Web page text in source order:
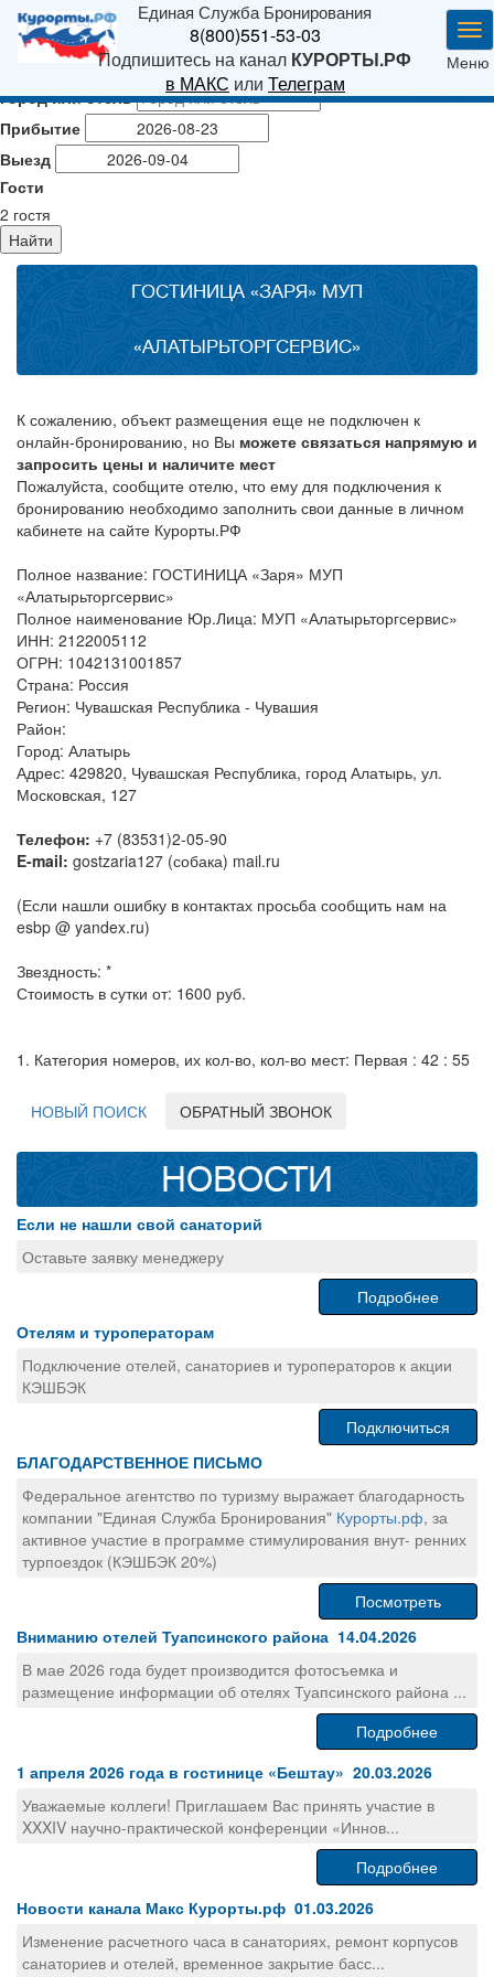
Единая Служба Бронирования
8(800)551-53-03
Подпишитесь на канал КУРОРТЫ.РФ
в МАКС или Телеграм
Меню
Город или отель
Прибытие
Выезд
Гости
2 гостя
Найти
ГОСТИНИЦА «ЗАРЯ» МУП
«АЛАТЫРЬТОРГСЕРВИС»
К сожалению, объект размещения еще не подключен к
онлайн-бронированию, но Вы можете связаться напрямую и
запросить цены и наличите мест
Пожалуйста, сообщите отелю, что ему для подключения к
бронированию необходимо заполнить свои данные в личном
кабинете на сайте Курорты.РФ
Полное название: ГОСТИНИЦА «Заря» МУП
«Алатырьторгсервис»
Полное наименование Юр.Лица: МУП «Алатырьторгсервис»
ИНН: 2122005112
ОГРН: 1042131001857
Cтрана: Россия
Регион: Чувашская Республика - Чувашия
Район:
Город: Алатырь
Адрес: 429820, Чувашская Республика, город Алатырь, ул.
Московская, 127
Телефон: +7 (83531)2-05-90
E-mail: gostzaria127 (собака) mail.ru
(Если нашли ошибку в контактах просьба сообщить нам на
esbp @ yandex.ru)
Звездность: *
Стоимость в сутки от: 1600 руб.
1. Категория номеров, их кол-во, кол-во мест: Первая : 42 : 55
НОВЫЙ ПОИСК ОБРАТНЫЙ ЗВОНОК
НОВОСТИ
Если не нашли свой санаторий
Оставьте заявку менеджеру
Подробнее
Отелям и туроператорам
Подключение отелей, санаториев и туроператоров к акции
КЭШБЭК
Подключиться
БЛАГОДАРСТВЕННОЕ ПИСЬМО
Федеральное агентство по туризму выражает благодарность
компании "Единая Служба Бронирования" Курорты.рф, за
активное участие в программе стимулирования внут- ренних
турпоездок (КЭШБЭК 20%)
Посмотреть
Вниманию отелей Туапсинского района 14.04.2026
В мае 2026 года будет производится фотосъемка и
размещение информации об отелях Туапсинского района ...
Подробнее
1 апреля 2026 года в гостинице «Бештау» 20.03.2026
Уважаемые коллеги! Приглашаем Вас принять участие в
XXXIV научно-практической конференции «Иннов...
Подробнее
Новости канала Макс Курорты.рф 01.03.2026
Изменение расчетного часа в санаториях, ремонт корпусов
санаториев и отелей, временное закрытие басс...